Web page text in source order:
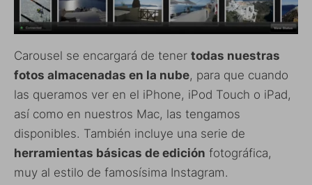
Carousel se encargará de tener todas nuestras
fotos almacenadas en la nube, para que cuando
las queramos ver en el iPhone, iPod Touch o iPad,
así como en nuestros Mac, las tengamos
disponibles. También incluye una serie de
herramientas básicas de edición fotográfica,
muy al estilo de famosísima Instagram.